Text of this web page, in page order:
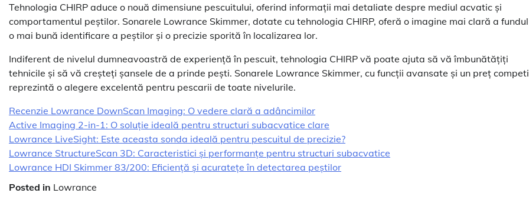
Tehnologia CHIRP aduce o nouă dimensiune pescuitului, oferind informații mai detaliate despre mediul acvatic și
comportamentul peștilor. Sonarele Lowrance Skimmer, dotate cu tehnologia CHIRP, oferă o imagine mai clară a
o mai bună identificare a peștilor și o precizie sporită în localizarea lor.
Indiferent de nivelul dumneavoastră de experiență în pescuit, tehnologia CHIRP vă poate ajuta să vă îmbunătățiți
tehnicile și să vă creșteți șansele de a prinde pești. Sonarele Lowrance Skimmer, cu funcții avansate și un preț
reprezintă o alegere excelentă pentru pescarii de toate nivelurile.
Recenzie Lowrance DownScan Imaging: O vedere clară a adâncimilor
Active Imaging 2-in-1: O soluție ideală pentru structuri subacvatice clare
Lowrance LiveSight: Este aceasta sonda ideală pentru pescuitul de precizie?
Lowrance StructureScan 3D: Caracteristici și performanțe pentru structuri subacvatice
Lowrance HDI Skimmer 83/200: Eficiență și acuratețe în detectarea peștilor
Posted in Lowrance